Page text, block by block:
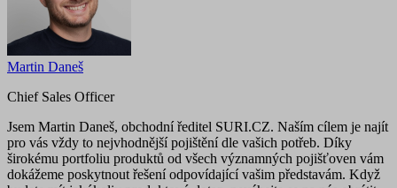
Martin Daneš
Chief Sales Officer
Jsem Martin Daneš, obchodní ředitel SURI.CZ. Naším cílem je najít
pro vás vždy to nejvhodnější pojištění dle vašich potřeb. Díky
širokému portfoliu produktů od všech významných pojišťoven vám
dokážeme poskytnout řešení odpovídající vašim představám. Když